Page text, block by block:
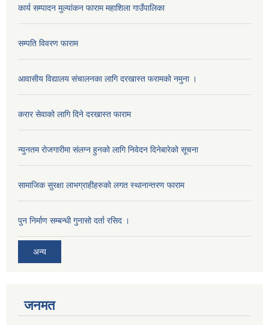
कार्य सम्पादन मुल्यांकन फाराम महाशिला गाउँपालिका
सम्पति विवरण फाराम
आवासीय विद्यालय संचालनका लागि दरखास्त फरामको नमुना ।
करार सेवाको लागि दिने दरखास्त फाराम
न्युनतम रोजगारीमा संलग्न हुनको लागि निवेदन दिनेबारेको सूचना
सामाजिक सुरक्षा लाभग्राहीहरुको लगत स्थानान्तरण फाराम
पुन निर्माण सम्बन्धी गुनासो दर्ता रसिद ।
अन्य
जनमत